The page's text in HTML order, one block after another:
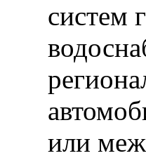
систем
или